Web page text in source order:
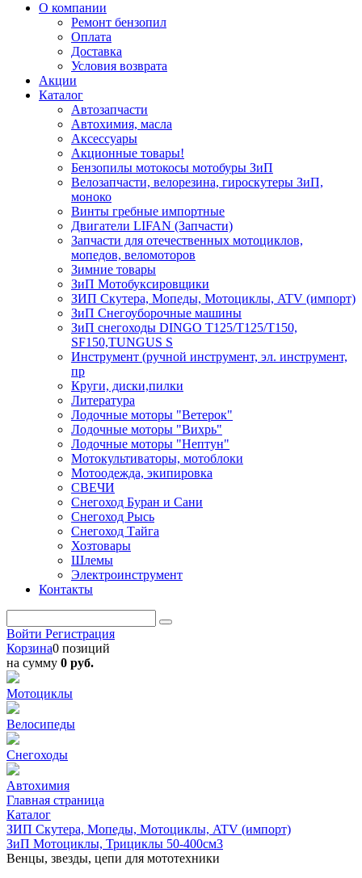
О компании
Ремонт бензопил
Оплата
Доставка
Условия возврата
Акции
Каталог
Автозапчасти
Автохимия, масла
Аксессуары
Акционные товары!
Бензопилы мотокосы мотобуры ЗиП
Велозапчасти, велорезина, гироскутеры ЗиП,
моноко
Винты гребные импортные
Двигатели LIFAN (Запчасти)
Запчасти для отечественных мотоциклов,
мопедов, веломоторов
Зимние товары
ЗиП Мотобуксировщики
ЗИП Скутера, Мопеды, Мотоциклы, ATV (импорт)
ЗиП Снегоуборочные машины
ЗиП снегоходы DINGO T125/T125/T150,
SF150,TUNGUS S
Инструмент (ручной инструмент, эл. инструмент,
пр
Круги, диски,пилки
Литература
Лодочные моторы "Ветерок"
Лодочные моторы "Вихрь"
Лодочные моторы "Нептун"
Мотокультиваторы, мотоблоки
Мотоодежда, экипировка
СВЕЧИ
Снегоход Буран и Сани
Снегоход Рысь
Снегоход Тайга
Хозтовары
Шлемы
Электроинструмент
Контакты
Войти Регистрация
Корзина0 позиций
на сумму 0 руб.
Мотоциклы
Велосипеды
Снегоходы
Автохимия
Главная страница
Каталог
ЗИП Скутера, Мопеды, Мотоциклы, ATV (импорт)
ЗиП Мотоциклы, Трициклы 50-400см3
Венцы, звезды, цепи для мототехники